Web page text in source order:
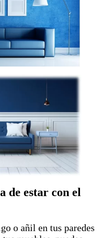
de estar con el
o añil en tus paredes